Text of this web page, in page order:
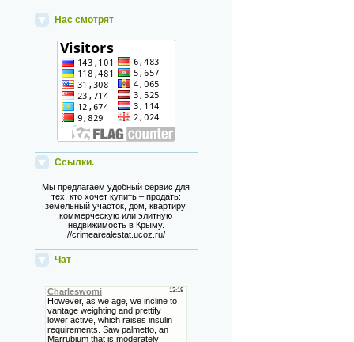
Нас смотрят
Ссылки.
Мы предлагаем удобный сервис для
тех, кто хочет купить – продать:
земельный участок, дом, квартиру,
коммерческую или элитную
недвижимость в Крыму.
//crimearealestat.ucoz.ru/
Чат